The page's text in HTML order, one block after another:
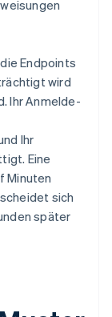
Endpoints
wird
Ihr Anmelde-
Ihr
Eine
Minuten
sich
später